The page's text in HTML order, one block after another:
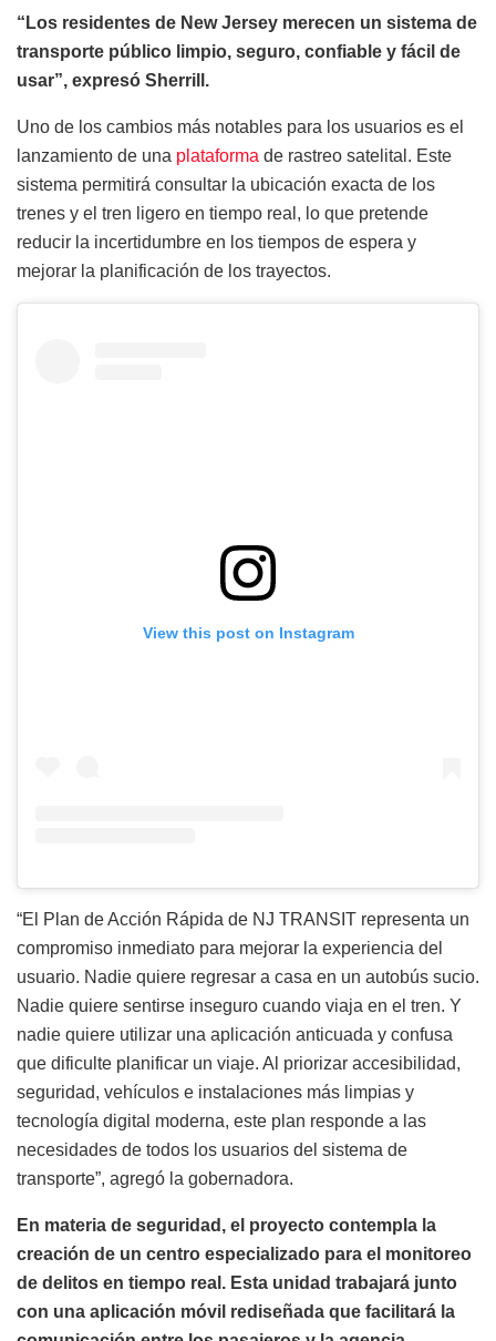
“Los residentes de New Jersey merecen un sistema de
transporte público limpio, seguro, confiable y fácil de
usar”, expresó Sherrill.
Uno de los cambios más notables para los usuarios es el
lanzamiento de una plataforma de rastreo satelital. Este
sistema permitirá consultar la ubicación exacta de los
trenes y el tren ligero en tiempo real, lo que pretende
reducir la incertidumbre en los tiempos de espera y
mejorar la planificación de los trayectos.
View this post on Instagram
“El Plan de Acción Rápida de NJ TRANSIT representa un
compromiso inmediato para mejorar la experiencia del
usuario. Nadie quiere regresar a casa en un autobús sucio.
Nadie quiere sentirse inseguro cuando viaja en el tren. Y
nadie quiere utilizar una aplicación anticuada y confusa
que dificulte planificar un viaje. Al priorizar accesibilidad,
seguridad, vehículos e instalaciones más limpias y
tecnología digital moderna, este plan responde a las
necesidades de todos los usuarios del sistema de
transporte”, agregó la gobernadora.
En materia de seguridad, el proyecto contempla la
creación de un centro especializado para el monitoreo
de delitos en tiempo real. Esta unidad trabajará junto
con una aplicación móvil rediseñada que facilitará la